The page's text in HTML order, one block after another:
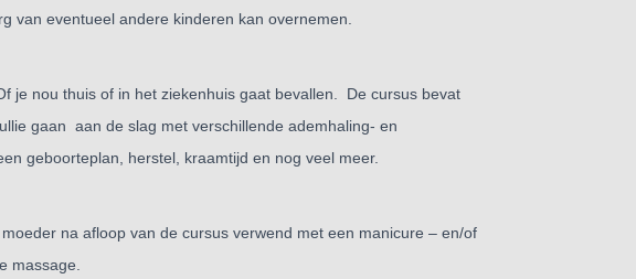
van eventueel andere kinderen kan overnemen.
je nou thuis of in het ziekenhuis gaat bevallen. De cursus bevat
gaan aan de slag met verschillende ademhaling- en
geboorteplan, herstel, kraamtijd en nog veel meer.
na afloop van de cursus verwend met een manicure – en/of
massage.